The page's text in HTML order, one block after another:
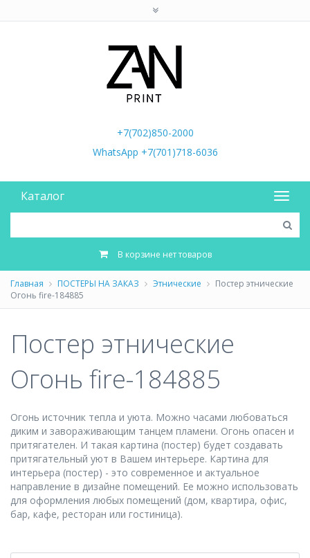
+7(702)850-2000
WhatsApp +7(701)718-6036
Каталог
В корзине нет товаров
Главная ПОСТЕРЫ НА ЗАКАЗ Этнические
Постер этнические
Огонь fire-184885
Постер этнические
Огонь fire-184885
Огонь источник тепла и уюта. Можно часами любоваться
диким и завораживающим танцем пламени. Огонь опасен и
притягателен. И такая картина (постер) будет создавать
притягательный уют в Вашем интерьере. Картина для
интерьера (постер) - это современное и актуальное
направление в дизайне помещений. Ее можно использовать
для оформления любых помещений (дом, квартира, офис,
бар, кафе, ресторан или гостиница).